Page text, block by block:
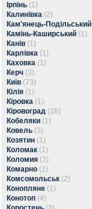
Ірпінь (1)
Калинівка (2)
Кам'янець-Подільський
Камінь-Каширський (1)
Канів (1)
Карлівка (1)
Каховка (1)
Керч (3)
Київ (73)
Кілія (1)
Кіровка (1)
Кіровоград (16)
Кобеляки (1)
Ковель (3)
Козятин (1)
Коломак (1)
Коломия (3)
Комарно (1)
Комсомольськ (2)
Конопляне (1)
Конотоп (4)